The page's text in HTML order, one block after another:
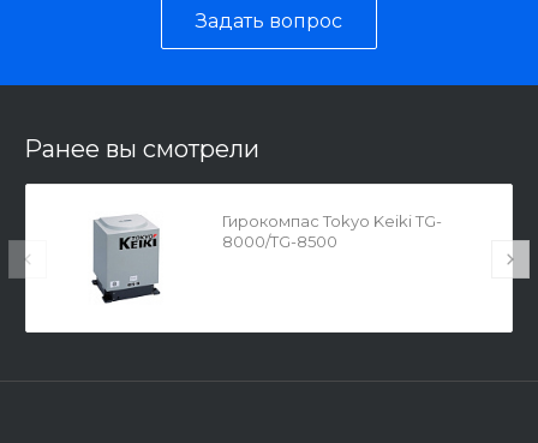
Задать вопрос
Ранее вы смотрели
Гирокомпас Tokyo Keiki TG-
8000/TG-8500